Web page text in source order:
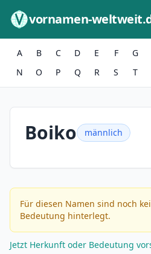
vornamen-
A B C D E F G
N
O P Q R S T
Boiko männlich
Für diesen Namen sind noch
Bedeutung hinterlegt.
Jetzt Herkunft oder Bedeutung